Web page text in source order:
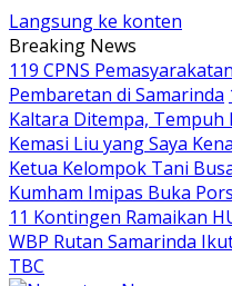
Langsung ke konten
Breaking News
119 CPNS
Pembaretan di Samarinda
Kaltara Ditempa,
Kemasi Liu yang Saya
Ketua Kelompok Tani
Kumham Imipas Buka
11 Kontingen Ramaikan
WBP Rutan Samarinda
TBC